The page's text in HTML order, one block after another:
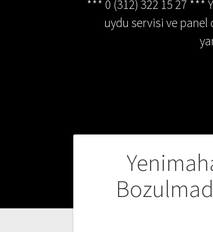
*** 0 (312) 322 15 27 ***
uydu servisi ve panel
gezinmesi